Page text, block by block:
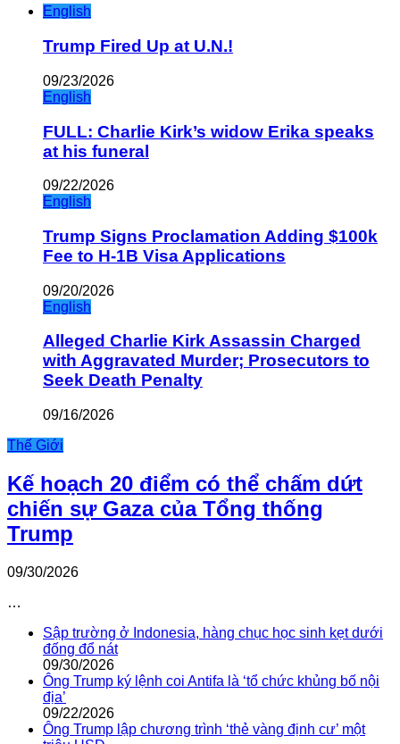
English
Trump Fired Up at U.N.!
09/23/2026
English
FULL: Charlie Kirk’s widow Erika speaks
at his funeral
09/22/2026
English
Trump Signs Proclamation Adding $100k
Fee to H-1B Visa Applications
09/20/2026
English
Alleged Charlie Kirk Assassin Charged
with Aggravated Murder; Prosecutors to
Seek Death Penalty
09/16/2026
Thế Giới
Kế hoạch 20 điểm có thể chấm dứt
chiến sự Gaza của Tổng thống
Trump
09/30/2026
…
Sập trường ở Indonesia, hàng chục học sinh kẹt dưới
đống đổ nát
09/30/2026
Ông Trump ký lệnh coi Antifa là ‘tổ chức khủng bố nội
địa’
09/22/2026
Ông Trump lập chương trình ‘thẻ vàng định cư’ một